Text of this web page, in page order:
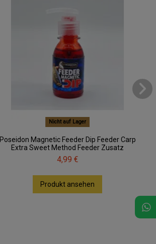
Nicht auf Lager
Poseidon Magnetic Feeder Dip Feeder Carp
Extra Sweet Method Feeder Zusatz
4,99 €
Produkt ansehen